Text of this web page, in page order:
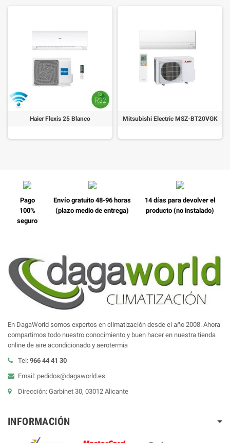
Haier Flexis 25 Blanco Mitsubishi Electric MSZ-BT20VGK
Pago
100%
seguro
Envío gratuito 48-96 horas
(plazo medio de entrega)
14 días para devolver el
producto (no instalado)
En DagaWorld somos expertos en climatización desde el año 2008. Ahora
compartimos todo nuestro conocimiento y buen hacer en nuestra tienda
online de aire acondicionado y aerotermia
Tel: 966 44 41 30
Email: pedidos@dagaworld.es
Dirección: Garbinet 30, 03012 Alicante
INFORMACIÓN